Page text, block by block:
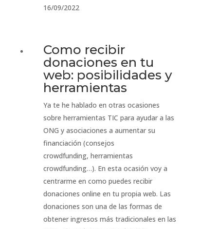
16/09/2022
Como recibir
donaciones en tu
web: posibilidades y
herramientas
Ya te he hablado en otras ocasiones
sobre herramientas TIC para ayudar a las
ONG y asociaciones a aumentar su
financiación (consejos
crowdfunding, herramientas
crowdfunding…). En esta ocasión voy a
centrarme en como puedes recibir
donaciones online en tu propia web. Las
donaciones son una de las formas de
obtener ingresos más tradicionales en las